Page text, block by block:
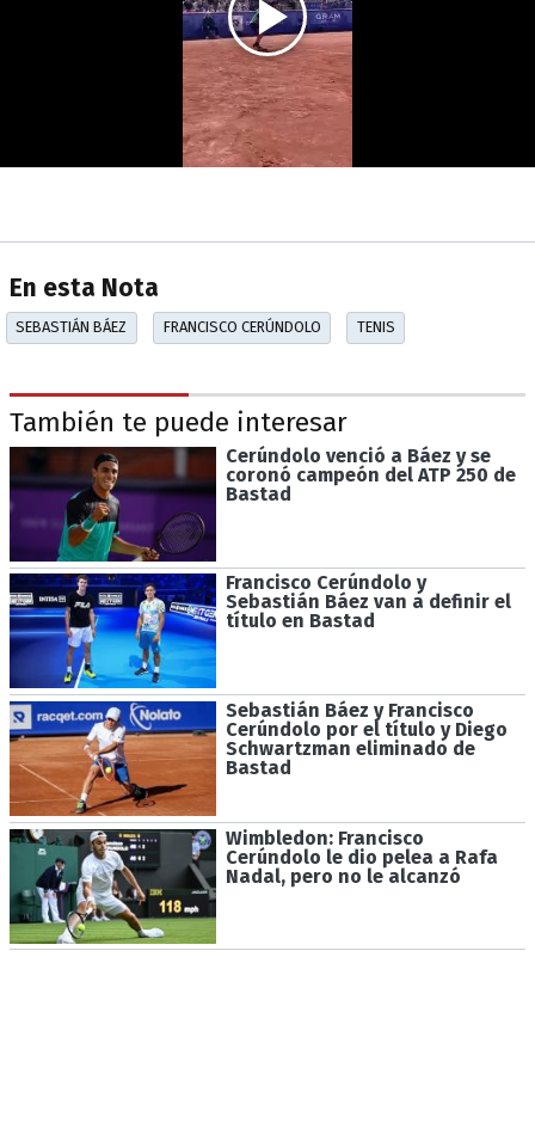
En esta Nota
SEBASTIÁN BÁEZ FRANCISCO CERÚNDOLO TENIS
También te puede interesar
Cerúndolo venció a Báez y se
coronó campeón del ATP 250 de
Bastad
Francisco Cerúndolo y
Sebastián Báez van a definir el
título en Bastad
Sebastián Báez y Francisco
Cerúndolo por el título y Diego
Schwartzman eliminado de
Bastad
Wimbledon: Francisco
Cerúndolo le dio pelea a Rafa
Nadal, pero no le alcanzó